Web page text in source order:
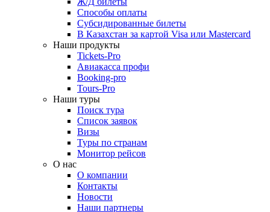
Способы оплаты
Субсидированные билеты
В Казахстан за картой Visa или Masterсard
Наши продукты
Tickets-Pro
Авиакасса профи
Booking-pro
Tours-Pro
Наши туры
Поиск тура
Список заявок
Визы
Туры по странам
Монитор рейсов
О нас
О компании
Контакты
Новости
Наши партнеры